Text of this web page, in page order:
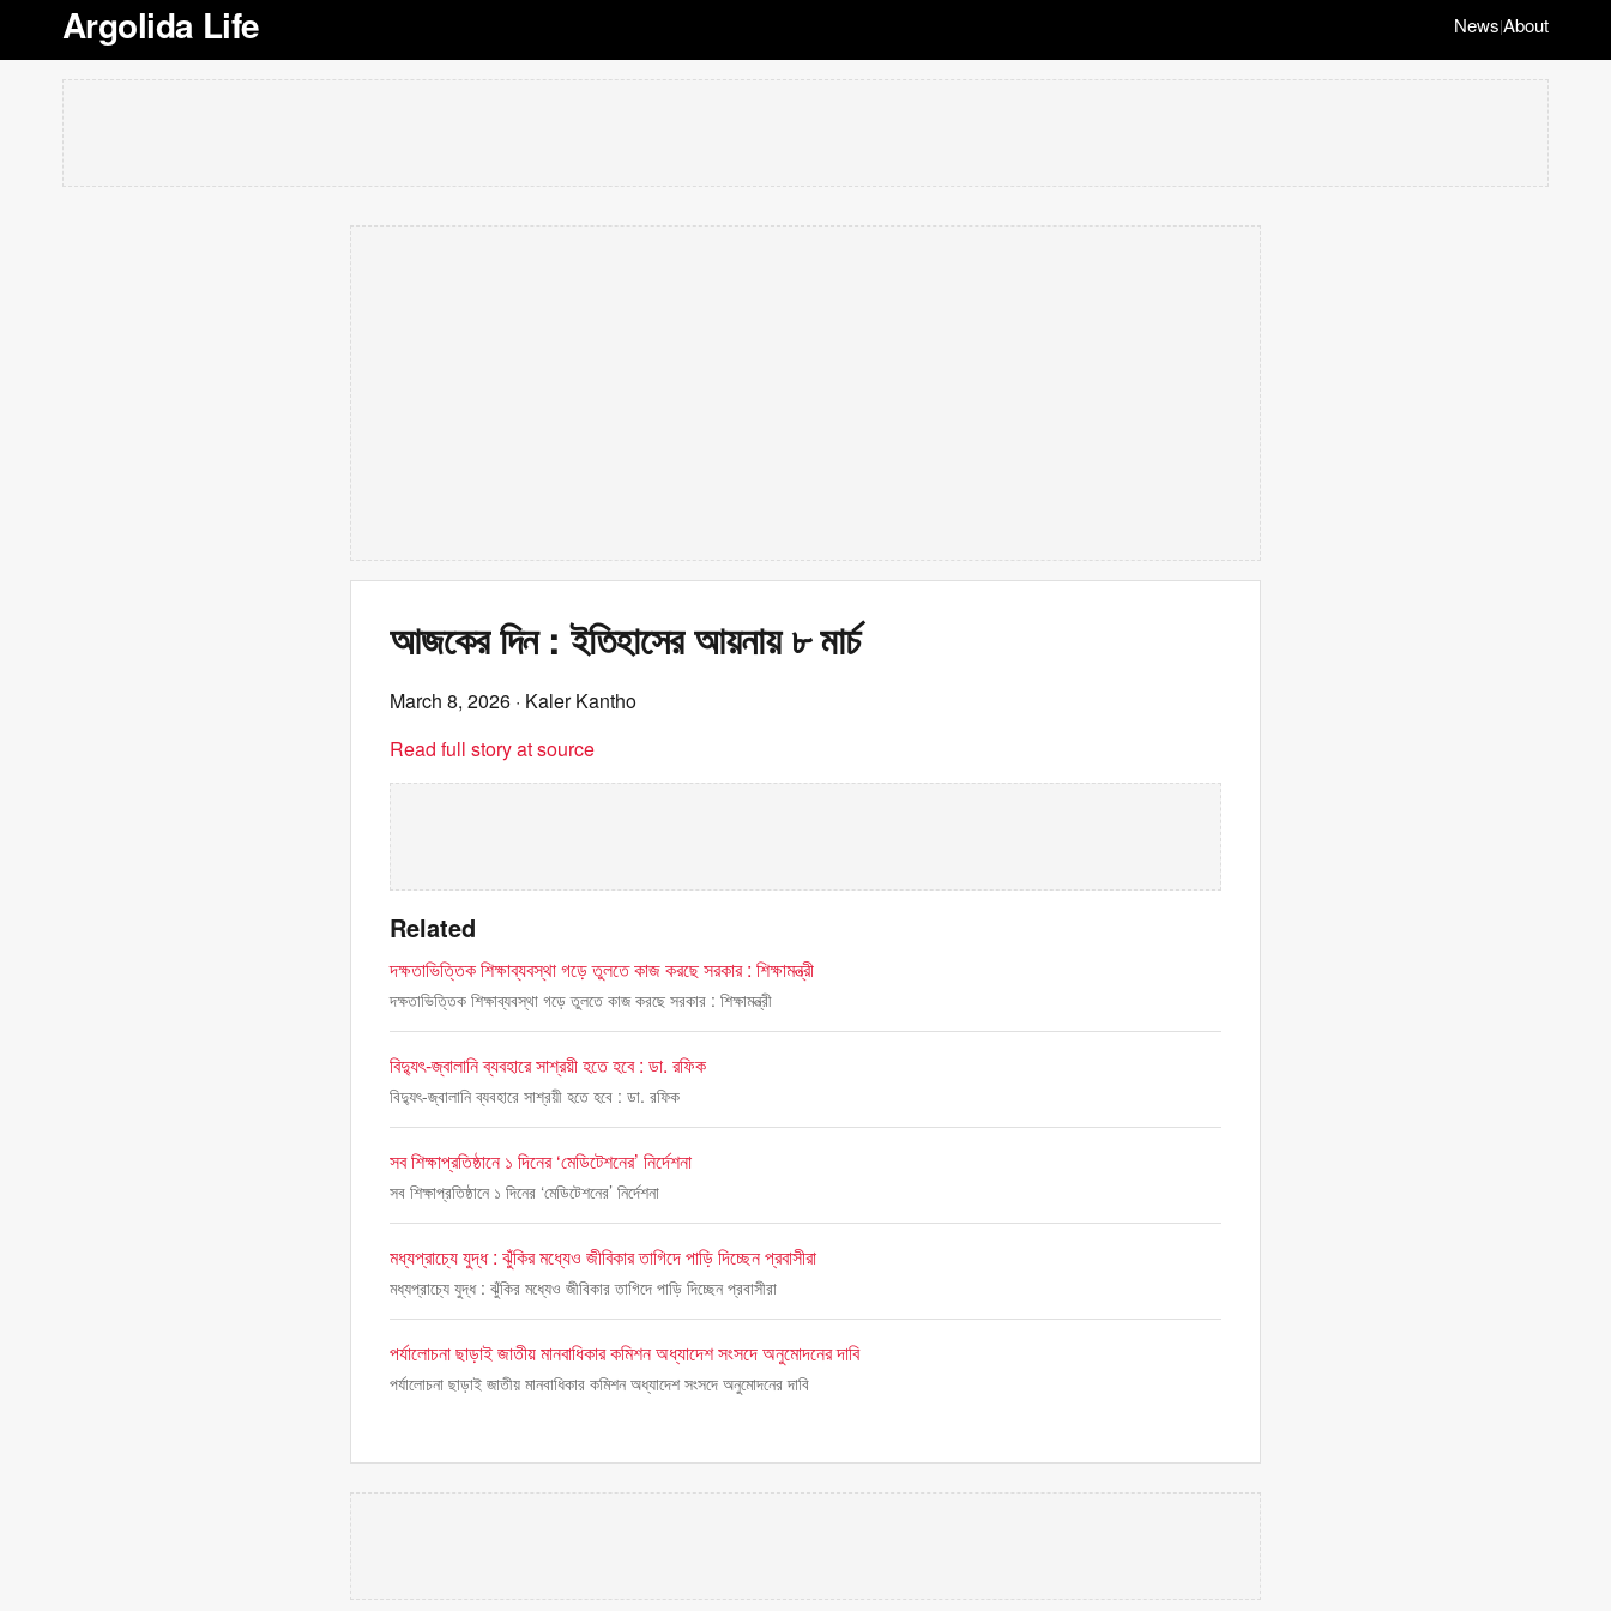
Argolida Life News|About
আজকের দিন : ইতিহাসের আয়নায় ৮ মার্চ
March 8, 2026 · Kaler Kantho
Read full story at source
Related
দক্ষতাভিত্তিক শিক্ষাব্যবস্থা গড়ে তুলতে কাজ করছে সরকার : শিক্ষামন্ত্রী
দক্ষতাভিত্তিক শিক্ষাব্যবস্থা গড়ে তুলতে কাজ করছে সরকার : শিক্ষামন্ত্রী
বিদ্যুৎ-জ্বালানি ব্যবহারে সাশ্রয়ী হতে হবে : ডা. রফিক
বিদ্যুৎ-জ্বালানি ব্যবহারে সাশ্রয়ী হতে হবে : ডা. রফিক
সব শিক্ষাপ্রতিষ্ঠানে ১ দিনের ‘মেডিটেশনের’ নির্দেশনা
সব শিক্ষাপ্রতিষ্ঠানে ১ দিনের ‘মেডিটেশনের’ নির্দেশনা
মধ্যপ্রাচ্যে যুদ্ধ : ঝুঁকির মধ্যেও জীবিকার তাগিদে পাড়ি দিচ্ছেন প্রবাসীরা
মধ্যপ্রাচ্যে যুদ্ধ : ঝুঁকির মধ্যেও জীবিকার তাগিদে পাড়ি দিচ্ছেন প্রবাসীরা
পর্যালোচনা ছাড়াই জাতীয় মানবাধিকার কমিশন অধ্যাদেশ সংসদে অনুমোদনের দাবি
পর্যালোচনা ছাড়াই জাতীয় মানবাধিকার কমিশন অধ্যাদেশ সংসদে অনুমোদনের দাবি